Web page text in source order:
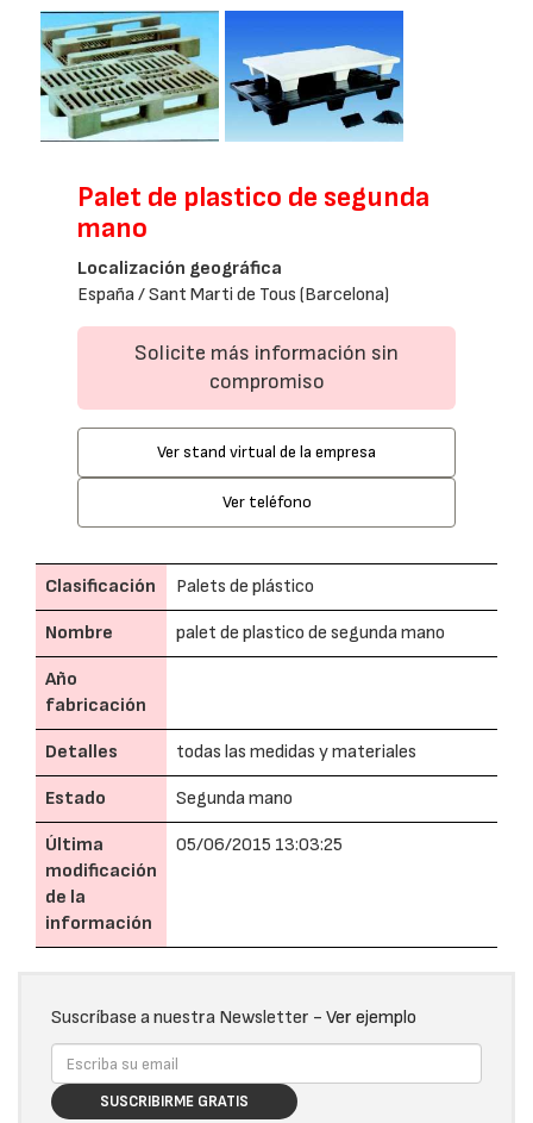
Palet de plastico de segunda
mano
Localización geográfica
España / Sant Marti de Tous (Barcelona)
Solicite más información sin
compromiso
Ver stand virtual de la empresa
Ver teléfono
Clasificación Palets de plástico
Nombre palet de plastico de segunda mano
Año
fabricación
Detalles todas las medidas y materiales
Estado Segunda mano
Última
modificación
de la
información
05/06/2015 13:03:25
Suscríbase a nuestra Newsletter - Ver ejemplo
SUSCRIBIRME GRATIS